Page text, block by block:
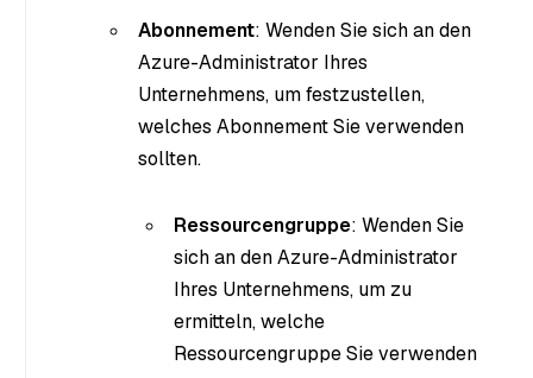
Abonnement: Wenden Sie sich an den
Azure-Administrator Ihres
Unternehmens, um festzustellen,
welches Abonnement Sie verwenden
sollten.
Ressourcengruppe: Wenden Sie
sich an den Azure-Administrator
Ihres Unternehmens, um zu
ermitteln, welche
Ressourcengruppe Sie verwenden